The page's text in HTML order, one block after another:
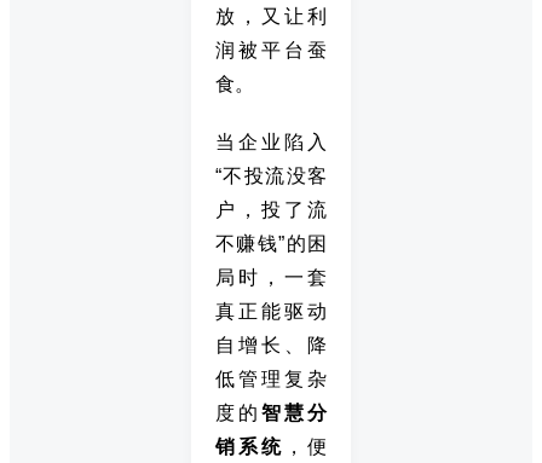
放，又让利
润被平台蚕
食。
当企业陷入
“不投流没客
户，投了流
不赚钱”的困
局时，一套
真正能驱动
自增长、降
低管理复杂
度的 智慧分
销系统 ，便